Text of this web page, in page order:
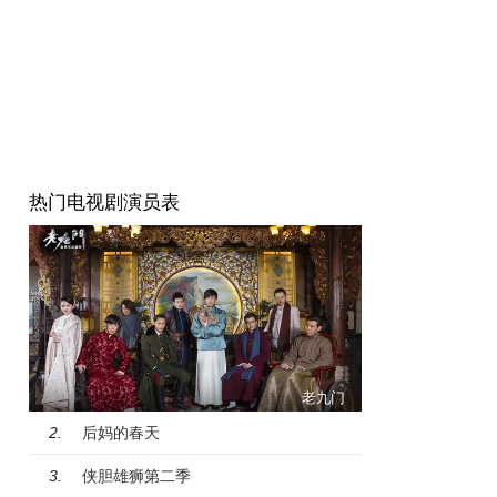
热门电视剧演员表
老九门
2.
后妈的春天
3. 侠胆雄狮第二季